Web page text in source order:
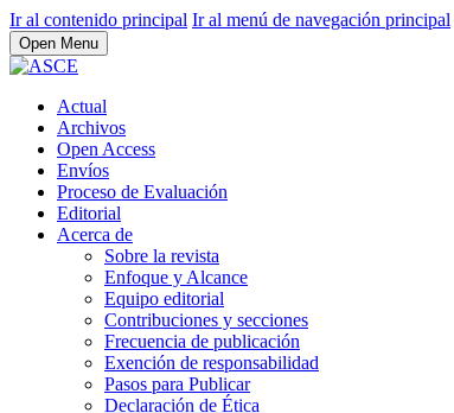
Ir al contenido principal Ir al menú de navegación principal
Open Menu
Actual
Archivos
Open Access
Envíos
Proceso de Evaluación
Editorial
Acerca de
Sobre la revista
Enfoque y Alcance
Equipo editorial
Contribuciones y secciones
Frecuencia de publicación
Exención de responsabilidad
Pasos para Publicar
Declaración de Ética